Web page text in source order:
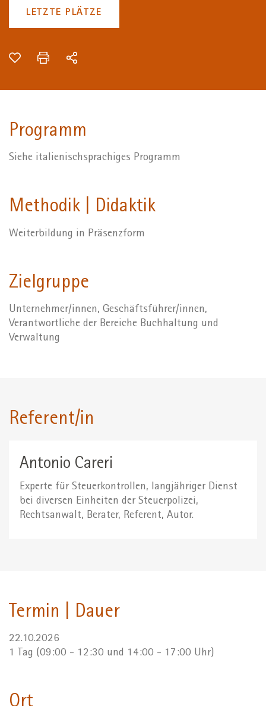
LETZTE PLÄTZE
Programm
Siehe italienischsprachiges Programm
Methodik | Didaktik
Weiterbildung in Präsenzform
Zielgruppe
Unternehmer/innen, Geschäftsführer/innen,
Verantwortliche der Bereiche Buchhaltung und
Verwaltung
Referent/in
Antonio Careri
Experte für Steuerkontrollen, langjähriger Dienst
bei diversen Einheiten der Steuerpolizei,
Rechtsanwalt, Berater, Referent, Autor.
Termin | Dauer
22.10.2026
1 Tag (09:00 - 12:30 und 14:00 - 17:00 Uhr)